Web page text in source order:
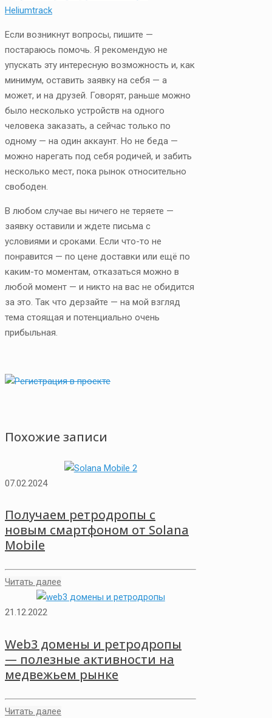
Если возникнут вопросы, пишите —
постараюсь помочь. Я рекомендую не
упускать эту интересную возможность и, как
минимум, оставить заявку на себя — а
может, и на друзей. Говорят, раньше можно
было несколько устройств на одного
человека заказать, а сейчас только по
одному — на один аккаунт. Но не беда —
можно нарегать под себя родичей, и забить
несколько мест, пока рынок относительно
свободен.
В любом случае вы ничего не теряете —
заявку оставили и ждете письма с
условиями и сроками. Если что-то не
понравится — по цене доставки или ещё по
каким-то моментам, отказаться можно в
любой момент — и никто на вас не обидится
за это. Так что дерзайте — на мой взгляд
тема стоящая и потенциально очень
прибыльная.
Похожие записи
07.02.2024
Получаем ретродропы с
новым смартфоном от Solana
Mobile
Читать далее
21.12.2022
Web3 домены и ретродропы
— полезные активности на
медвежьем рынке
Читать далее